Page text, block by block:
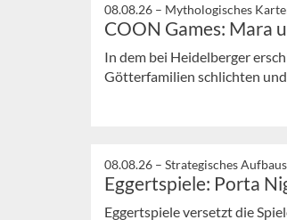
08.08.26 – Mythologisches
COON Games: Mara
In dem bei Heidelberger
Götterfamilien schlichten
08.08.26 – Strategisches
Eggertspiele: Porta
Eggertspiele versetzt die